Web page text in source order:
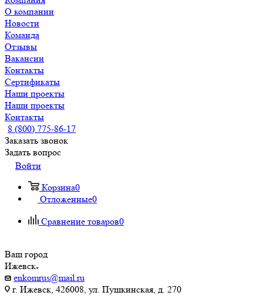
О компании
Новости
Команда
Отзывы
Вакансии
Контакты
Сертификаты
Наши проекты
Наши проекты
Контакты
8 (800) 775-86-17
Заказать звонок
Задать вопрос
Войти
Корзина0
Отложенные0
Сравнение товаров0
Ваш город
Ижевск
enkomrus@mail.ru
г. Ижевск, 426008, ул. Пушкинская, д. 270